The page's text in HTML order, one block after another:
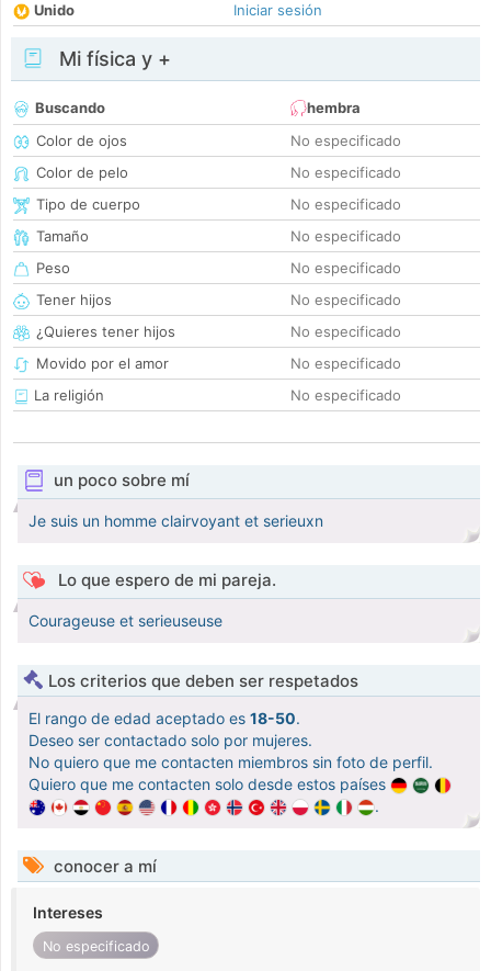
Unido
Iniciar sesión
Mi física y +
Buscando
hembra
Color de ojos
No especificado
Color de pelo
No especificado
Tipo de cuerpo
No especificado
Tamaño
No especificado
Peso
No especificado
Tener hijos
No especificado
¿Quieres tener hijos
No especificado
Movido por el amor
No especificado
La religión
No especificado
un poco sobre mí
Je suis un homme clairvoyant et serieuxn
Lo que espero de mi pareja.
Courageuse et serieuseuse
Los criterios que deben ser respetados
El rango de edad aceptado es 18-50.
Deseo ser contactado solo por mujeres.
No quiero que me contacten miembros sin foto de perfil.
Quiero que me contacten solo desde estos países
.
conocer a mí
Intereses
No especificado